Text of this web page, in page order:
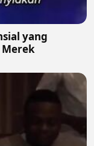
yang
Merek